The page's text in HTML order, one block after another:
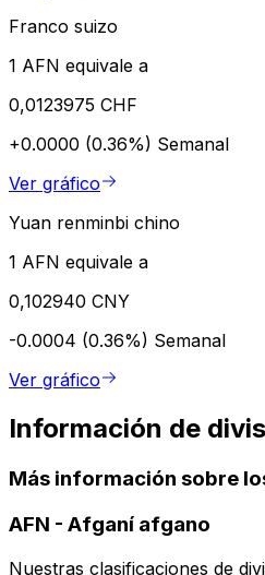
Franco suizo
1 AFN equivale a
0,0123975 CHF
+0.0000 (0.36%) Semanal
Ver gráfico
Yuan renminbi chino
1 AFN equivale a
0,102940 CNY
-0.0004 (0.36%) Semanal
Ver gráfico
Información de
Más información sobre
AFN - Afganí afgano
Nuestras clasificaciones de